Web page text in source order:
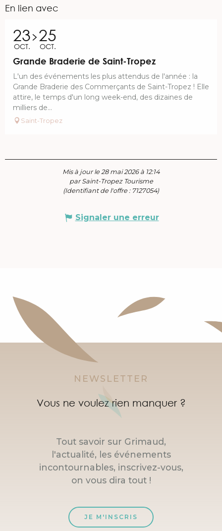
En lien avec
23
OCT.
25
OCT.
Grande Braderie de Saint-Tropez
L'un des événements les plus attendus de l'année : la
Grande Braderie des Commerçants de Saint-Tropez ! Elle
attire, le temps d'un long week-end, des dizaines de
milliers de...
Saint-Tropez
Mis à jour le 28 mai 2026 à 12:14
par Saint-Tropez Tourisme
(Identifiant de l'offre : 7127054)
Signaler une erreur
NEWSLETTER
Vous ne voulez rien manquer ?
Tout savoir sur Grimaud,
l'actualité, les événements
incontournables, inscrivez-vous,
on vous dira tout !
JE M'INSCRIS